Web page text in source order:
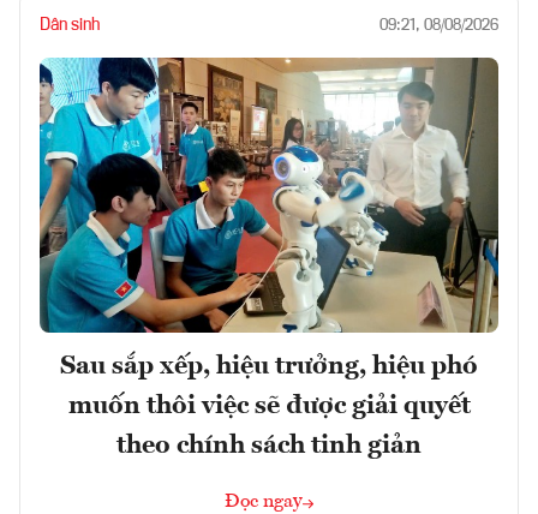
Dân sinh 09:21, 08/08/2026
Sau sắp xếp, hiệu trưởng, hiệu phó
muốn thôi việc sẽ được giải quyết
theo chính sách tinh giản
Đọc ngay